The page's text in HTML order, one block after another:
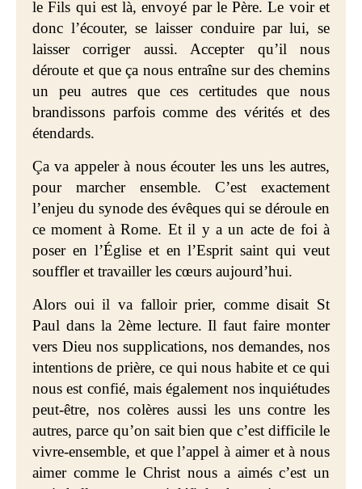
le Fils qui est là, envoyé par le Père. Le voir et
donc l’écouter, se laisser conduire par lui, se
laisser corriger aussi. Accepter qu’il nous
déroute et que ça nous entraîne sur des chemins
un peu autres que ces certitudes que nous
brandissons parfois comme des vérités et des
étendards.
Ça va appeler à nous écouter les uns les autres,
pour marcher ensemble. C’est exactement
l’enjeu du synode des évêques qui se déroule en
ce moment à Rome. Et il y a un acte de foi à
poser en l’Église et en l’Esprit saint qui veut
souffler et travailler les cœurs aujourd’hui.
Alors oui il va falloir prier, comme disait St
Paul dans la 2ème lecture. Il faut faire monter
vers Dieu nos supplications, nos demandes, nos
intentions de prière, ce qui nous habite et ce qui
nous est confié, mais également nos inquiétudes
peut-être, nos colères aussi les uns contre les
autres, parce qu’on sait bien que c’est difficile le
vivre-ensemble, et que l’appel à aimer et à nous
aimer comme le Christ nous a aimés c’est un